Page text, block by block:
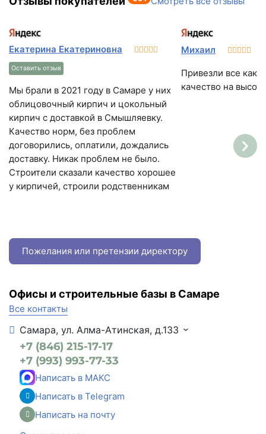
Екатерина Екатериновна
Оставить отзыв
Мы брали в 2021 году в Самаре у них
облицовочный кирпич и цокольный
кирпич с доставкой в Смышляевку.
Качество норм, без проблем
договорились, оплатили, дождались
доставку. Никак проблем не было.
Строители сказали качество хорошее
у кирпичей, строили родственникам
Михаил
Привезли все как
качество на
Пожелания или претензии директору
Офисы и строительные базы в Самаре
Все контакты
Самара, ул. Алма-Атинская, д.133
+7 (846) 215-17-17
+7 (993) 993-77-33
Написать в МАКС
Написать в Telegram
Написать на почту